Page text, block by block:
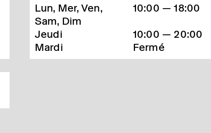
Lun, Mer, Ven,
Sam, Dim
10:00 — 18:00
Jeudi
10:00 — 20:00
Mardi
Fermé